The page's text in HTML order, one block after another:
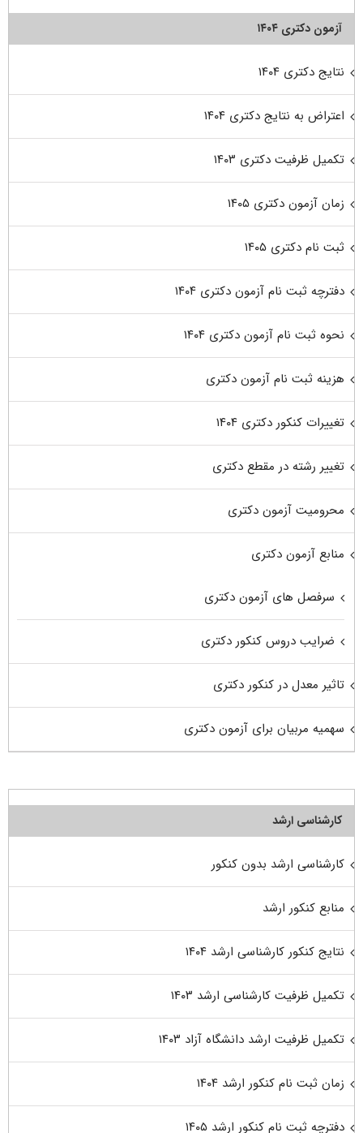
آزمون دکتری ۱۴۰۴
نتایج دکتری ۱۴۰۴
اعتراض به نتایج دکتری ۱۴۰۴
تکمیل ظرفیت دکتری ۱۴۰۳
زمان آزمون دکتری ۱۴۰۵
ثبت نام دکتری ۱۴۰۵
دفترچه ثبت نام آزمون دکتری ۱۴۰۴
نحوه ثبت نام آزمون دکتری ۱۴۰۴
هزینه ثبت نام آزمون دکتری
تغییرات کنکور دکتری ۱۴۰۴
تغییر رشته در مقطع دکتری
محرومیت آزمون دکتری
منابع آزمون دکتری
سرفصل های آزمون دکتری
ضرایب دروس کنکور دکتری
تاثیر معدل در کنکور دکتری
سهمیه مربیان برای آزمون دکتری
کارشناسی ارشد
کارشناسی ارشد بدون کنکور
منابع کنکور ارشد
نتایج کنکور کارشناسی ارشد ۱۴۰۴
تکمیل ظرفیت کارشناسی ارشد ۱۴۰۳
تکمیل ظرفیت ارشد دانشگاه آزاد ۱۴۰۳
زمان ثبت نام کنکور ارشد ۱۴۰۴
دفترچه ثبت نام کنکور ارشد ۱۴۰۵